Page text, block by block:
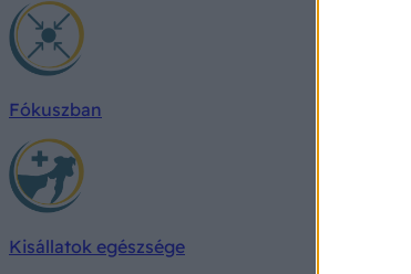
Fókuszban
Kisállatok egészsége